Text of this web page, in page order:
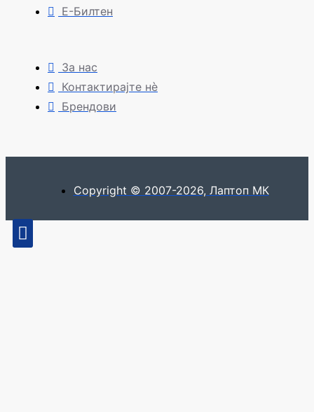
Е-Билтен
За нас
Контактирајте нè
Брендови
Copyright © 2007-2026, Лаптоп МК